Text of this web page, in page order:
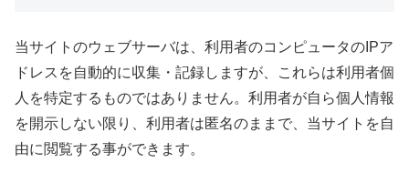
当サイトのウェブサーバは、利用者のコンピュータのIPア
ドレスを自動的に収集・記録しますが、これらは利用者個
人を特定するものではありません。利用者が自ら個人情報
を開示しない限り、利用者は匿名のままで、当サイトを自
由に閲覧する事ができます。